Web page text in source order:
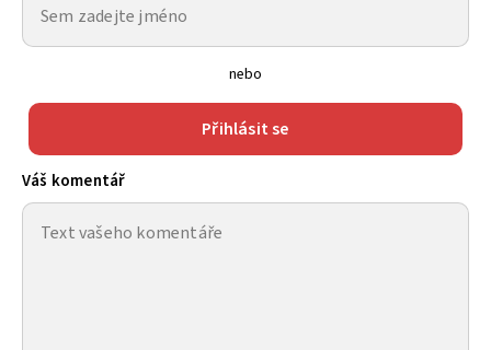
nebo
Přihlásit se
Váš komentář